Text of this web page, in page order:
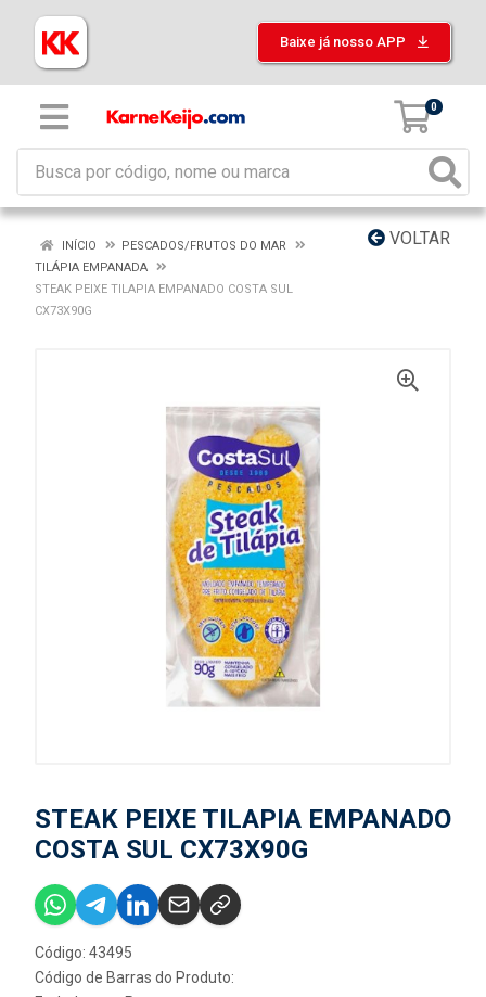
Baixe já nosso APP
0
VOLTAR
INÍCIO
PESCADOS/FRUTOS DO MAR
TILÁPIA EMPANADA
STEAK PEIXE TILAPIA EMPANADO COSTA SUL
CX73X90G
STEAK PEIXE TILAPIA EMPANADO
COSTA SUL CX73X90G
Código: 43495
Código de Barras do Produto: